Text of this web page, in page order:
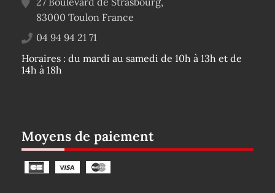
83000 Toulon France
04 94 94 21 71
Horaires : du mardi au samedi de 10h à 13h et de
14h à 18h
Moyens de paiement